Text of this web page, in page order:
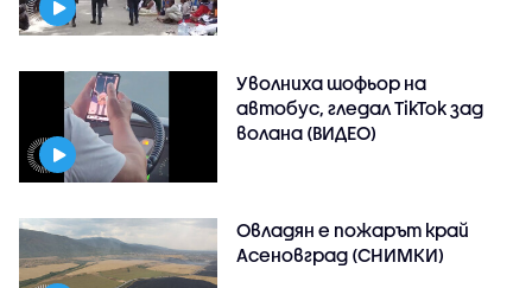
Уволниха шофьор на
автобус, гледал TikTok зад
волана (ВИДЕО)
Овладян е пожарът край
Асеновград (СНИМКИ)